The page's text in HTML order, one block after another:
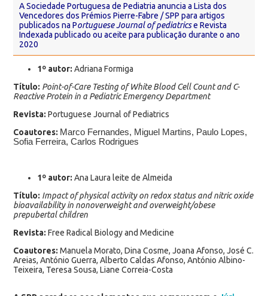
A Sociedade Portuguesa de Pediatria anuncia a Lista dos
Vencedores dos Prémios Pierre-Fabre / SPP para artigos
publicados na Portuguese Journal of pediatricse Revista
Indexada publicado ou aceite para publicação durante o ano
2020
1º autor: Adriana Formiga
Título: Point-of-Care Testing of White Blood Cell Count and C-
Reactive Protein in a Pediatric Emergency Department
Revista: Portuguese Journal of Pediatrics
Coautores: Marco Fernandes, Miguel Martins, Paulo Lopes,
Sofia Ferreira, Carlos Rodrigues
1º autor: Ana Laura leite de Almeida
Título: Impact of physical activity on redox status and nitric oxide
bioavailability in nonoverweight and overweight/obese
prepubertal children
Revista: Free Radical Biology and Medicine
Coautores: Manuela Morato, Dina Cosme, Joana Afonso, José C.
Areias, António Guerra, Alberto Caldas Afonso, António Albino-
Teixeira, Teresa Sousa, Liane Correia-Costa